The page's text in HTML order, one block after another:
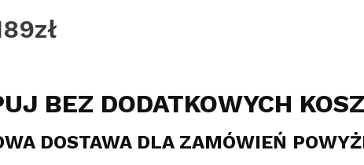
BEZ DODATKOWYCH
DOSTAWA DLA ZAMÓWIEŃ